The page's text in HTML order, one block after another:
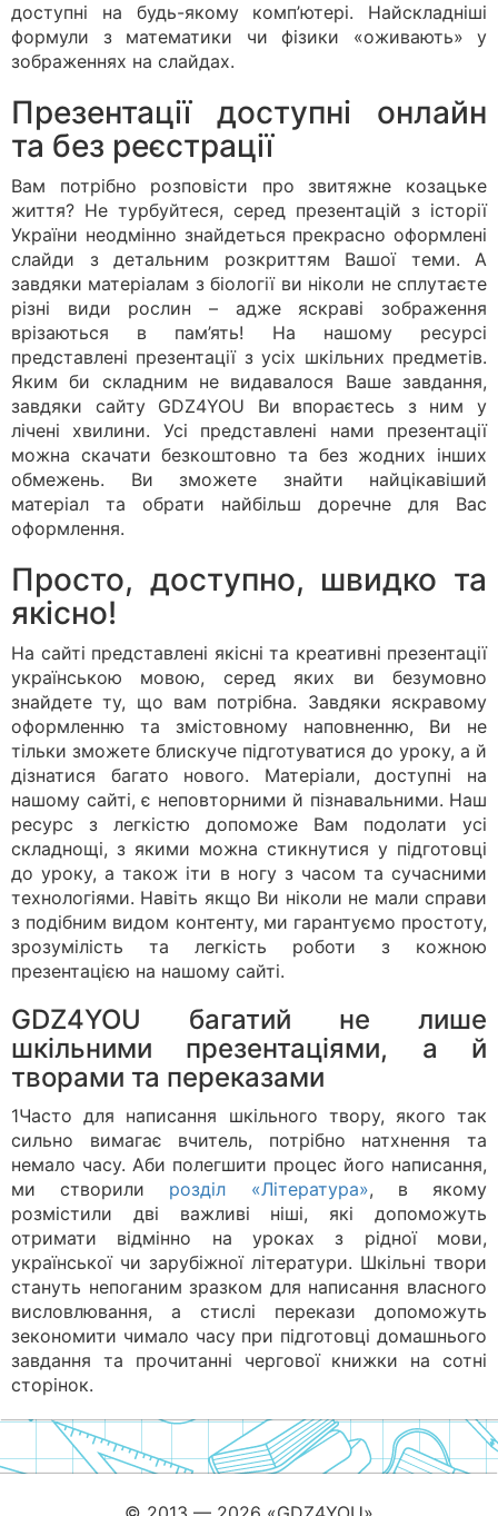
доступні на будь-якому комп’ютері. Найскладніші
формули з математики чи фізики «оживають» у
зображеннях на слайдах.
Презентації доступні онлайн
та без реєстрації
Вам потрібно розповісти про звитяжне козацьке
життя? Не турбуйтеся, серед презентацій з історії
України неодмінно знайдеться прекрасно оформлені
слайди з детальним розкриттям Вашої теми. А
завдяки матеріалам з біології ви ніколи не сплутаєте
різні види рослин – адже яскраві зображення
врізаються в пам’ять! На нашому ресурсі
представлені презентації з усіх шкільних предметів.
Яким би складним не видавалося Ваше завдання,
завдяки сайту GDZ4YOU Ви впораєтесь з ним у
лічені хвилини. Усі представлені нами презентації
можна скачати безкоштовно та без жодних інших
обмежень. Ви зможете знайти найцікавіший
матеріал та обрати найбільш доречне для Вас
оформлення.
Просто, доступно, швидко та
якісно!
На сайті представлені якісні та креативні презентації
українською мовою, серед яких ви безумовно
знайдете ту, що вам потрібна. Завдяки яскравому
оформленню та змістовному наповненню, Ви не
тільки зможете блискуче підготуватися до уроку, а й
дізнатися багато нового. Матеріали, доступні на
нашому сайті, є неповторними й пізнавальними. Наш
ресурс з легкістю допоможе Вам подолати усі
складнощі, з якими можна стикнутися у підготовці
до уроку, а також іти в ногу з часом та сучасними
технологіями. Навіть якщо Ви ніколи не мали справи
з подібним видом контенту, ми гарантуємо простоту,
зрозумілість та легкість роботи з кожною
презентацією на нашому сайті.
GDZ4YOU багатий не лише
шкільними презентаціями, а й
творами та переказами
1Часто для написання шкільного твору, якого так
сильно вимагає вчитель, потрібно натхнення та
немало часу. Аби полегшити процес його написання,
ми створили розділ «Література», в якому
розмістили дві важливі ніші, які допоможуть
отримати відмінно на уроках з рідної мови,
української чи зарубіжної літератури. Шкільні твори
стануть непоганим зразком для написання власного
висловлювання, а стислі перекази допоможуть
зекономити чимало часу при підготовці домашнього
завдання та прочитанні чергової книжки на сотні
сторінок.